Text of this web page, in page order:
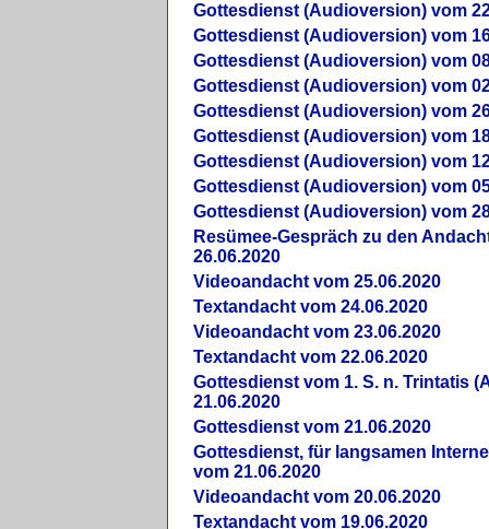
Gottesdienst (Audioversion) vom
Gottesdienst (Audioversion) vom
Gottesdienst (Audioversion) vom
Gottesdienst (Audioversion) vom
Gottesdienst (Audioversion) vom
Gottesdienst (Audioversion) vom
Gottesdienst (Audioversion) vom
Gottesdienst (Audioversion) vom
Gottesdienst (Audioversion) vom
Re­sü­mee-Gespräch zu den
26.06.2020
Videoandacht vom 25.06.2020
Textandacht vom 24.06.2020
Videoandacht vom 23.06.2020
Textandacht vom 22.06.2020
Gottesdienst vom 1. S. n. Trintatis
21.06.2020
Gottesdienst vom 21.06.2020
Gottesdienst, für langsamen
vom 21.06.2020
Videoandacht vom 20.06.2020
Textandacht vom 19.06.2020